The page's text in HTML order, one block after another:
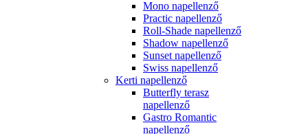
Mono napellenző
Practic napellenző
Roll-Shade napellenző
Shadow napellenző
Sunset napellenző
Swiss napellenző
Kerti napellenző
Butterfly terasz
napellenző
Gastro Romantic
napellenző